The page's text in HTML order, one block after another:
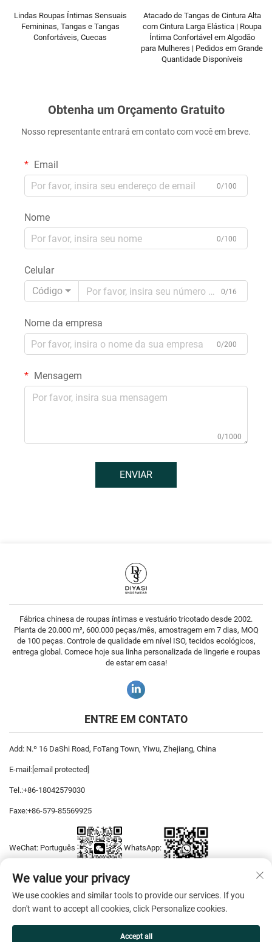
Atacado de Tangas de Cintura Alta
com Cintura Larga Elástica | Roupa
Íntima Confortável em Algodão
para Mulheres | Pedidos em Grande
Boxer Briefs de Cintura Média com
Estampa para Homem | Roupa
Íntima Personalizável e Confortável
| Disponível em OEM e Etiqueta
Privada
Obtenha um Orçamento Gratuito
Nosso representante entrará em contato com você em breve.
Email
0/100
Nome
0/100
Celular
Código
0/16
Nome da empresa
0/200
Mensagem
0/1000
ENVIAR
Fábrica chinesa de roupas íntimas e vestuário tricotado desde 2002.
Planta de 20.000 m², 600.000 peças/mês, amostragem em 7 dias, MOQ
de 100 peças. Controle de qualidade em nível ISO, tecidos ecológicos,
entrega global. Comece hoje sua linha personalizada de lingerie e roupas
de estar em casa!
ENTRE EM CONTATO
Add: N.º 16 DaShi Road, FoTang Town, Yiwu, Zhejiang, China
E-mail: [email protected]
Tel.:+86-18042579030
Faxe:+86-579-85569925
WeChat: Português WhatsApp:
Direitos autorais © 2026 YiWu DiYaSi Dress CO., LTD Todos os direitos
We value your privacy
We use cookies and similar tools to provide our services. If you
don't want to accept all cookies, click Personalize cookies.
Accept all